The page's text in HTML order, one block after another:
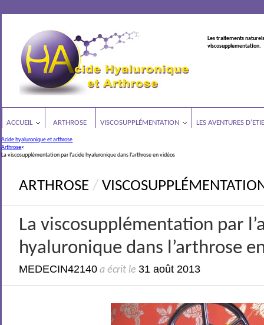
Les traitements
viscosupplementation.
ACCUEIL ARTHROSE VISCOSUPPLÉMENTATION LES AVENTURES
Acide hyaluronique et arthrose
Arthrose<
La viscosupplémentation par l’acide hyaluronique dans l’arthrose en vidéos
ARTHROSE /
La viscosupplémentation par
hyaluronique dans l’arthrose
MEDECIN42140 a écrit le31 août 2013